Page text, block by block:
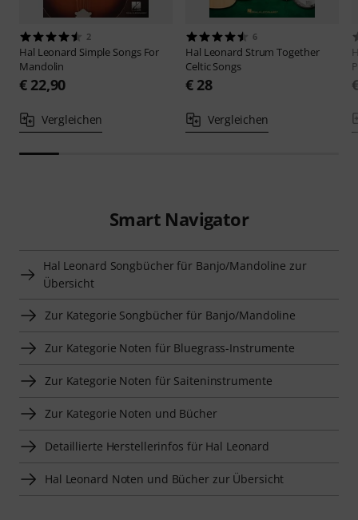
2
Hal Leonard Simple Songs For
Mandolin
€ 22,90
Vergleichen
6
Hal Leonard Strum Together
Celtic Songs
€ 28
Vergleichen
Smart Navigator
Hal Leonard Songbücher für Banjo/Mandoline zur
Übersicht
Zur Kategorie Songbücher für Banjo/Mandoline
Zur Kategorie Noten für Bluegrass-Instrumente
Zur Kategorie Noten für Saiteninstrumente
Zur Kategorie Noten und Bücher
Detaillierte Herstellerinfos für Hal Leonard
Hal Leonard Noten und Bücher zur Übersicht